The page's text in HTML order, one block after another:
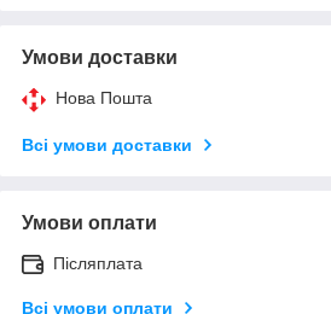
Умови доставки
Нова Пошта
Всі умови доставки
Умови оплати
Післяплата
Всі умови оплати